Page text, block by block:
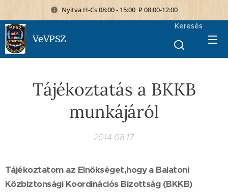
Nyitva H-Cs 08:00 - 15:00 P 08:00-12:00
VeVPSZ
Keresés
Tájékoztatás a BKKB
munkájáról
2014.08.17
Tájékoztatom az Elnökséget,hogy a Balatoni
Közbiztonsági Koordinációs Bizottság (BKKB)